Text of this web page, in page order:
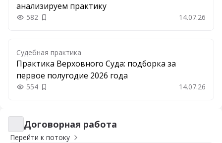
анализируем практику
582 Добавить в закладки 14.07.26
Судебная практика
Практика Верховного Суда: подборка за
первое полугодие 2026 года
554 Добавить в закладки 14.07.26
Договорная работа
Договорная работа
Перейти к потоку